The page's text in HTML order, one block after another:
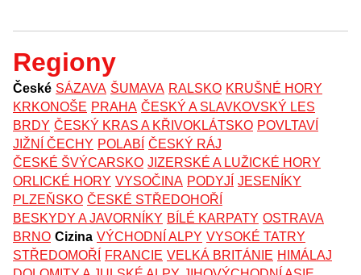
Regiony
České SÁZAVA ŠUMAVA RALSKO KRUŠNÉ HORY
KRKONOŠE PRAHA ČESKÝ A SLAVKOVSKÝ LES
BRDY ČESKÝ KRAS A KŘIVOKLÁTSKO POVLTAVÍ
JIŽNÍ ČECHY POLABÍ ČESKÝ RÁJ
ČESKÉ ŠVÝCARSKO JIZERSKÉ A LUŽICKÉ HORY
ORLICKÉ HORY VYSOČINA PODYJÍ JESENÍKY
PLZEŇSKO ČESKÉ STŘEDOHOŘÍ
BESKYDY A JAVORNÍKY BÍLÉ KARPATY OSTRAVA
BRNO Cizina VÝCHODNÍ ALPY VYSOKÉ TATRY
STŘEDOMOŘÍ
FRANCIE VELKÁ BRITÁNIE HIMÁLAJ